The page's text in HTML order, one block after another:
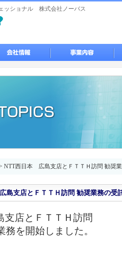
ッショナル 株式会社ノーバス
NTT西日本 広島支店とＦＴＴＨ訪問 勧奨
支店とＦＴＴＨ訪問 勧奨業務の受
店とＦＴＴＨ訪問
を開始しました。